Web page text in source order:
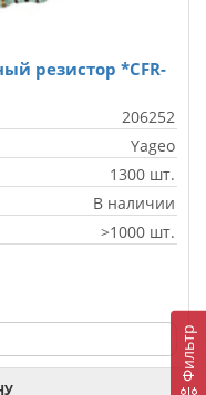
Фильтр
резистор *CFR-
206252
Yageo
1300 шт.
В наличии
>1000 шт.